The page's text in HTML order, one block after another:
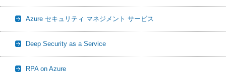
Azure セキュリティ マネジメント サービス
Deep Security as a Service
RPA on Azure